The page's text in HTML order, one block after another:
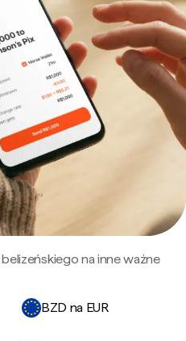
na inne ważne
BZD na EUR